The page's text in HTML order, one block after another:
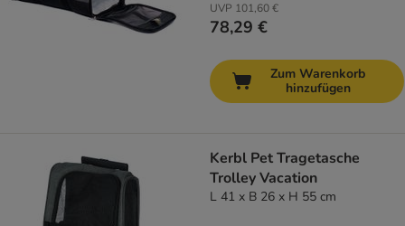
UVP 101,60 €
78,29 €
Zum Warenkorb
hinzufügen
Kerbl Pet Tragetasche
Trolley Vacation
L 41 x B 26 x H 55 cm